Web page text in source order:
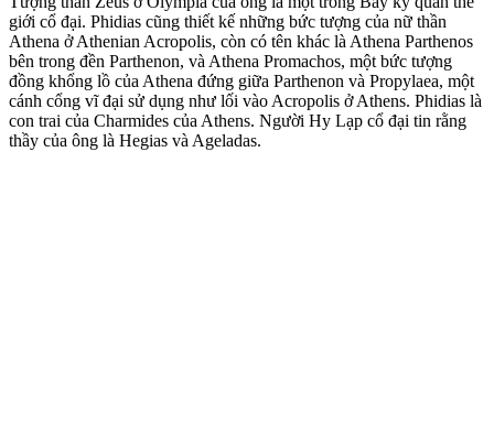
giới cổ đại. Phidias cũng thiết kế những bức tượng của nữ thần
Athena ở Athenian Acropolis, còn có tên khác là Athena Parthenos
bên trong đền Parthenon, và Athena Promachos, một bức tượng
đồng khổng lồ của Athena đứng giữa Parthenon và Propylaea, một
cánh cổng vĩ đại sử dụng như lối vào Acropolis ở Athens. Phidias là
con trai của Charmides của Athens. Người Hy Lạp cổ đại tin rằng
thầy của ông là Hegias và Ageladas.